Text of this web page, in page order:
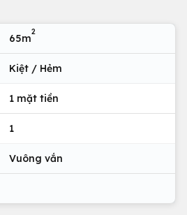
65m
2
Kiệt / Hẻm
1 mặt tiền
1
Vuông vắn